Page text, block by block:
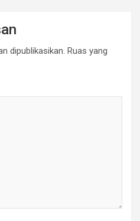
dipublikasikan. Ruas yang